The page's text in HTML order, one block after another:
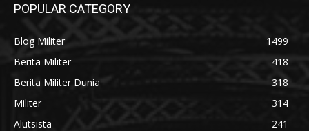
POPULAR CATEGORY
Blog Militer
1499
Berita Militer
418
Berita Militer Dunia
318
Militer
314
Alutsista
241